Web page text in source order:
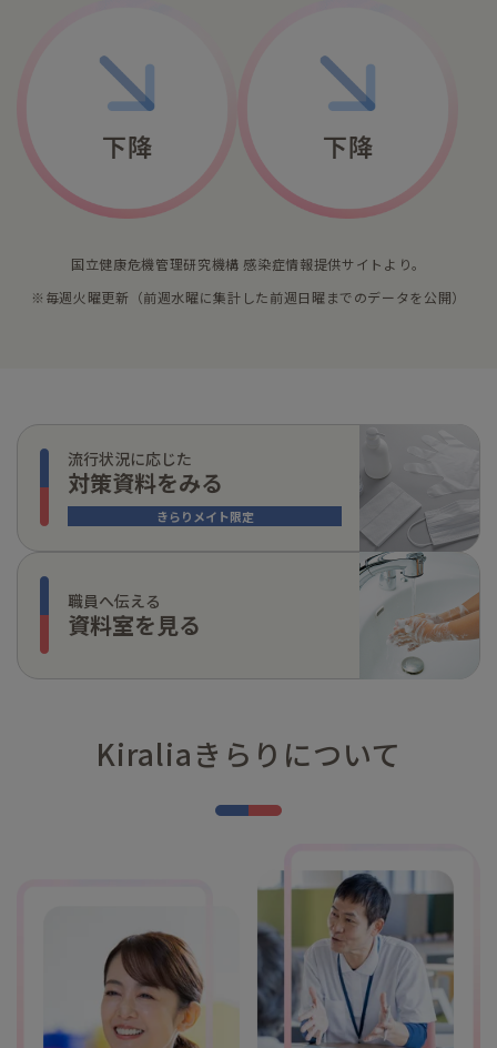
国立健康危機管理研究機構 感染症情報提供サイトより。
※毎週火曜更新（前週水曜に集計した前週日曜までのデータを公開）
流行状況に応じた
対策資料をみる
きらりメイト限定
職員へ伝える
資料室を見る
Kiraliaきらりについて